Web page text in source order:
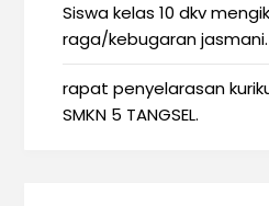
Siswa kelas 10 dkv
raga/kebugaran jasmani.
rapat penyelarasan
SMKN 5 TANGSEL.